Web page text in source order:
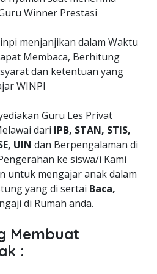
Winner Prestasi
menjanjikan dalam Waktu
Membaca, Berhitung
dan ketentuan yang
WINPI
Guru Les Privat
dari IPB, STAN, STIS,
UIN dan Berpengalaman di
ke siswa/i Kami
untuk mengajar anak dalam
yang di sertai Baca,
di Rumah anda.
Membuat
: